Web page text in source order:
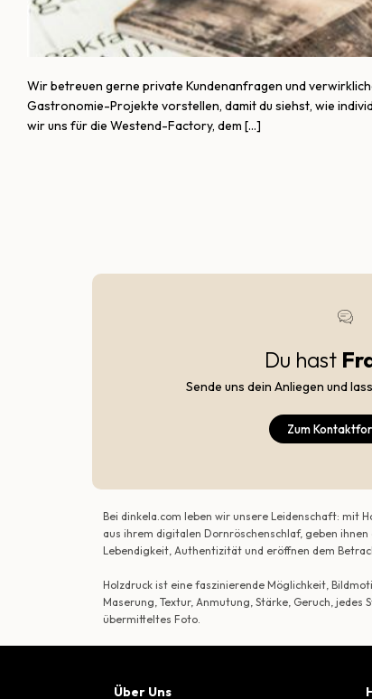
Wir betreuen gerne private Kundenanfragen und
Gastronomie-Projekte vorstellen, damit du siehst, wie
wir uns für die Westend-Factory, dem […]
Du hast
Sende uns dein Anliegen und
Zum
Bei dinkela.com leben wir unsere Leidenschaft: mit
aus ihrem digitalen Dornröschenschlaf, geben
Lebendigkeit, Authentizität und eröffnen dem
Holzdruck ist eine faszinierende Möglichkeit,
Maserung, Textur, Anmutung, Stärke, Geruch,
übermitteltes Foto.
Über Uns